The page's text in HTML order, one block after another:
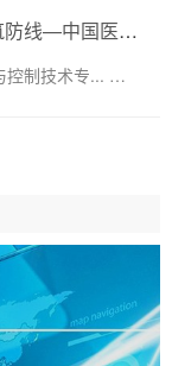
【分支机构】承前启后谋新篇 聚力创新筑防线—中国医疗器械行业协会感染与控制技术专业委员会换届会暨第六届第一次会员代表大会圆满召开
控制技术专... …